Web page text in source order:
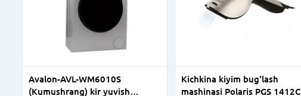
Avalon-AVL-WM6010S
(Kumushrang) kir yuvish
Kichkina kiyim bug'lash
mashinasi Polaris PGS 1412C